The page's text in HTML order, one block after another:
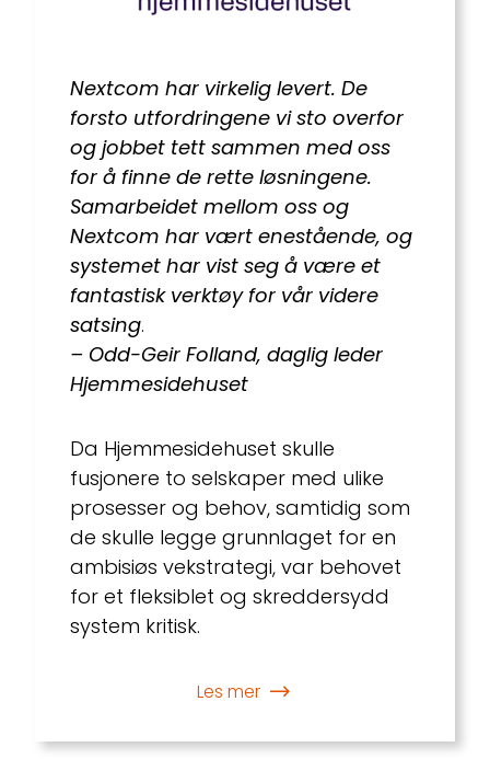
Nextcom har virkelig levert. De
forsto utfordringene vi sto overfor
og jobbet tett sammen med oss
for å finne de rette løsningene.
Samarbeidet mellom oss og
Nextcom har vært enestående, og
systemet har vist seg å være et
fantastisk verktøy for vår videre
satsing.
– Odd-Geir Folland, daglig leder
Hjemmesidehuset
Da Hjemmesidehuset skulle
fusjonere to selskaper med ulike
prosesser og behov, samtidig som
de skulle legge grunnlaget for en
ambisiøs vekstrategi, var behovet
for et fleksiblet og skreddersydd
system kritisk.
Les mer